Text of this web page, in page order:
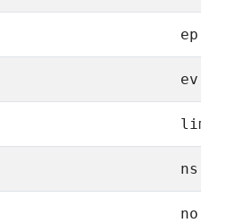
ep
ev
ns
no